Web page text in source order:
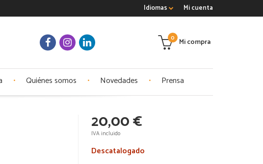
Mi cuenta
Idiomas
Mi compra
0
Quiénes somos Novedades Prensa
20,00 €
IVA incluido
Descatalogado